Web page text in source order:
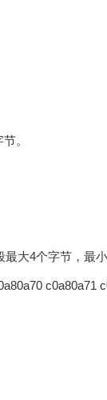
。
大4个字节，最
c0a80a71